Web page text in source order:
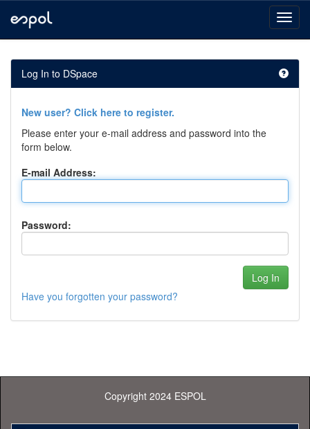
navigation
Log In to DSpace
New user? Click here to register.
Please enter your e-mail address and password into the
form below.
E-mail Address:
Password:
Have you forgotten your password?
Copyright 2024 ESPOL